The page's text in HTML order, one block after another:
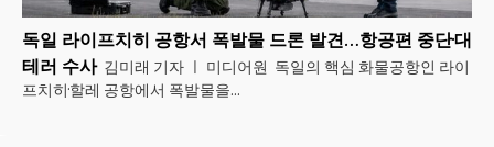
독일 라이프치히 공항서 폭발물 드론 발견…항공편 중단·대
테러 수사 김미래 기자 ㅣ 미디어원 독일의 핵심 화물공항인 라이
프치히·할레 공항에서 폭발물을...